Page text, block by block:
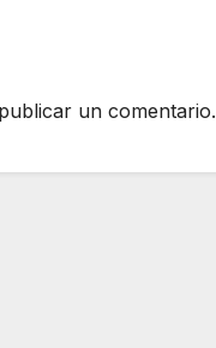
un comentario.